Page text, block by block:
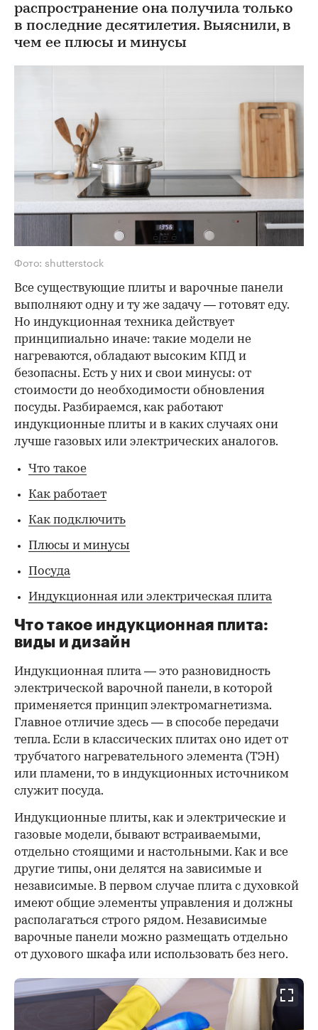
распространение она получила только
в последние десятилетия. Выяснили, в
чем ее плюсы и минусы
Фото: shutterstock
Все существующие плиты и варочные панели
выполняют одну и ту же задачу — готовят еду.
Но индукционная техника действует
принципиально иначе: такие модели не
нагреваются, обладают высоким КПД и
безопасны. Есть у них и свои минусы: от
стоимости до необходимости обновления
посуды. Разбираемся, как работают
индукционные плиты и в каких случаях они
лучше газовых или электрических аналогов.
Что такое
Как работает
Как подключить
Плюсы и минусы
Посуда
Индукционная или электрическая плита
Что такое индукционная плита:
виды и дизайн
Индукционная плита — это разновидность
электрической варочной панели, в которой
применяется принцип электромагнетизма.
Главное отличие здесь — в способе передачи
тепла. Если в классических плитах оно идет от
трубчатого нагревательного элемента (ТЭН)
или пламени, то в индукционных источником
служит посуда.
Индукционные плиты, как и электрические и
газовые модели, бывают встраиваемыми,
отдельно стоящими и настольными. Как и все
другие типы, они делятся на зависимые и
независимые. В первом случае плита с духовкой
имеют общие элементы управления и должны
располагаться строго рядом. Независимые
варочные панели можно размещать отдельно
от духового шкафа или использовать без него.